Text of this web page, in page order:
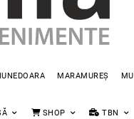
MARAMUREȘ
SHOP TBN